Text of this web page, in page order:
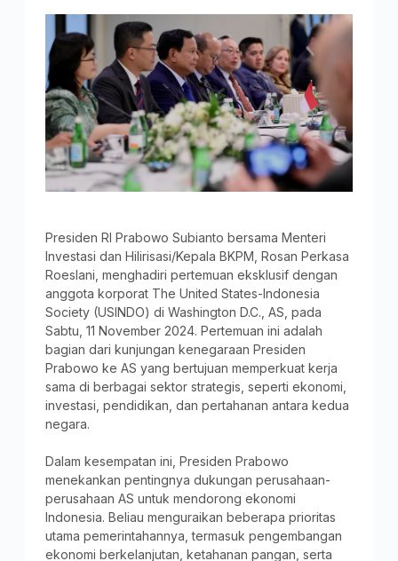
Presiden RI Prabowo Subianto bersama Menteri
Investasi dan Hilirisasi/Kepala BKPM, Rosan Perkasa
Roeslani, menghadiri pertemuan eksklusif dengan
anggota korporat The United States-Indonesia
Society (USINDO) di Washington D.C., AS, pada
Sabtu, 11 November 2024. Pertemuan ini adalah
bagian dari kunjungan kenegaraan Presiden
Prabowo ke AS yang bertujuan memperkuat kerja
sama di berbagai sektor strategis, seperti ekonomi,
investasi, pendidikan, dan pertahanan antara kedua
negara.
Dalam kesempatan ini, Presiden Prabowo
menekankan pentingnya dukungan perusahaan-
perusahaan AS untuk mendorong ekonomi
Indonesia. Beliau menguraikan beberapa prioritas
utama pemerintahannya, termasuk pengembangan
ekonomi berkelanjutan, ketahanan pangan, serta